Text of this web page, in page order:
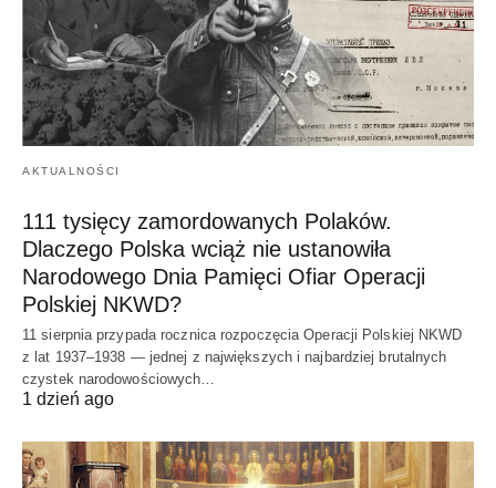
AKTUALNOŚCI
111 tysięcy zamordowanych Polaków.
Dlaczego Polska wciąż nie ustanowiła
Narodowego Dnia Pamięci Ofiar Operacji
Polskiej NKWD?
11 sierpnia przypada rocznica rozpoczęcia Operacji Polskiej NKWD
z lat 1937–1938 — jednej z największych i najbardziej brutalnych
czystek narodowościowych…
1 dzień ago